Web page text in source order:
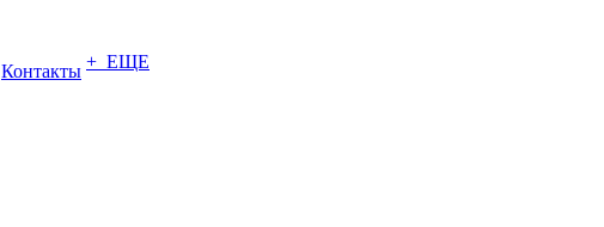
Контакты + ЕЩЕ